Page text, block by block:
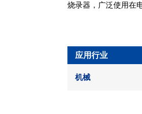
烧录器，广泛使用在
应用行业
机械